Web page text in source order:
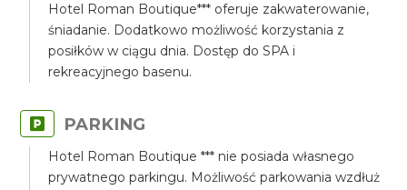
Hotel Roman Boutique*** oferuje zakwaterowanie,
śniadanie. Dodatkowo możliwość korzystania z
posiłków w ciągu dnia. Dostęp do SPA i
rekreacyjnego basenu.
PARKING
Hotel Roman Boutique *** nie posiada własnego
prywatnego parkingu. Możliwość parkowania wzdłuż